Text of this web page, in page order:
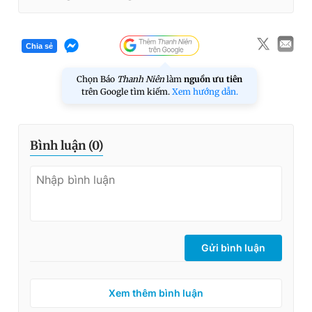
Chia sẻ
Chọn Báo Thanh Niên làm nguồn ưu tiên
trên Google tìm kiếm. Xem hướng dẫn.
Bình luận (0)
Gửi bình luận
Xem thêm bình luận